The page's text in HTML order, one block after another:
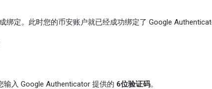
绑定。此时您的币安账户就已经成功绑定了 Google
入 Google Authenticator 提供的 6位验证码。